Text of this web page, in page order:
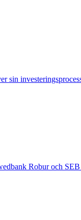
Robur och